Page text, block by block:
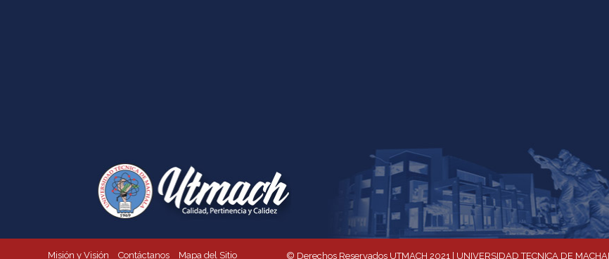
Misión y Visión Contáctanos Mapa del Sitio © Derechos Reservados UTMACH 2021 | UNIVERSIDAD TECNICA DE